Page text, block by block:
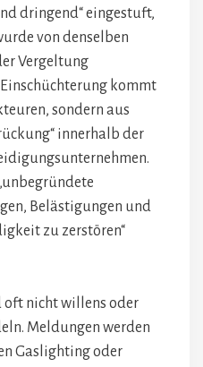
dringend“ eingestuft,
von denselben
Vergeltung
kommt
sondern aus
innerhalb der
Belästigungen und
zu zerstören“
oft nicht willens oder
Meldungen werden
Gaslighting oder